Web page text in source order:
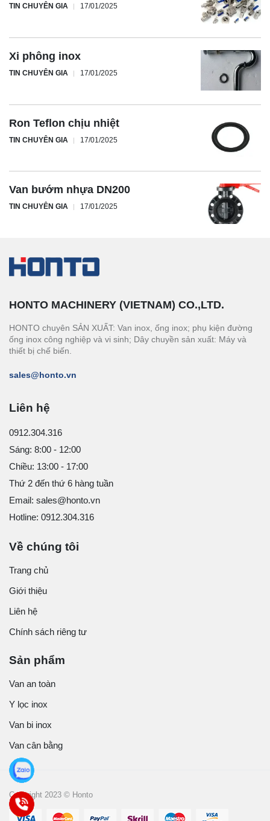
TIN CHUYÊN GIA 17/01/2025
Xi phông inox
TIN CHUYÊN GIA 17/01/2025
Ron Teflon chịu nhiệt
TIN CHUYÊN GIA 17/01/2025
Van bướm nhựa DN200
TIN CHUYÊN GIA 17/01/2025
HONTO MACHINERY (VIETNAM) CO.,LTD.
HONTO chuyên SẢN XUẤT: Van inox, ống inox; phụ kiện đường
ống inox công nghiệp và vi sinh; Dây chuyền sản xuất: Máy và
thiết bị chế biến.
sales@honto.vn
Liên hệ
0912.304.316
Sáng: 8:00 - 12:00
Chiều: 13:00 - 17:00
Thứ 2 đến thứ 6 hàng tuần
Email: sales@honto.vn
Hotline: 0912.304.316
Về chúng tôi
Trang chủ
Giới thiệu
Liên hệ
Chính sách riêng tư
Sản phẩm
Van an toàn
Y lọc inox
Van bi inox
Van cân bằng
Copyright 2023 © Honto